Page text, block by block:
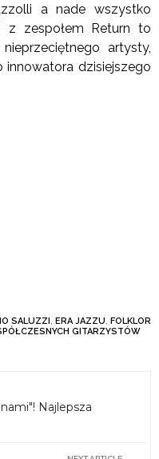
a nade wszystko
z zespołem Return to
artysty,
dzisiejszego
SALUZZI, ERA JAZZU, FOLKLOR
GITARZYSTÓW
Najlepsza